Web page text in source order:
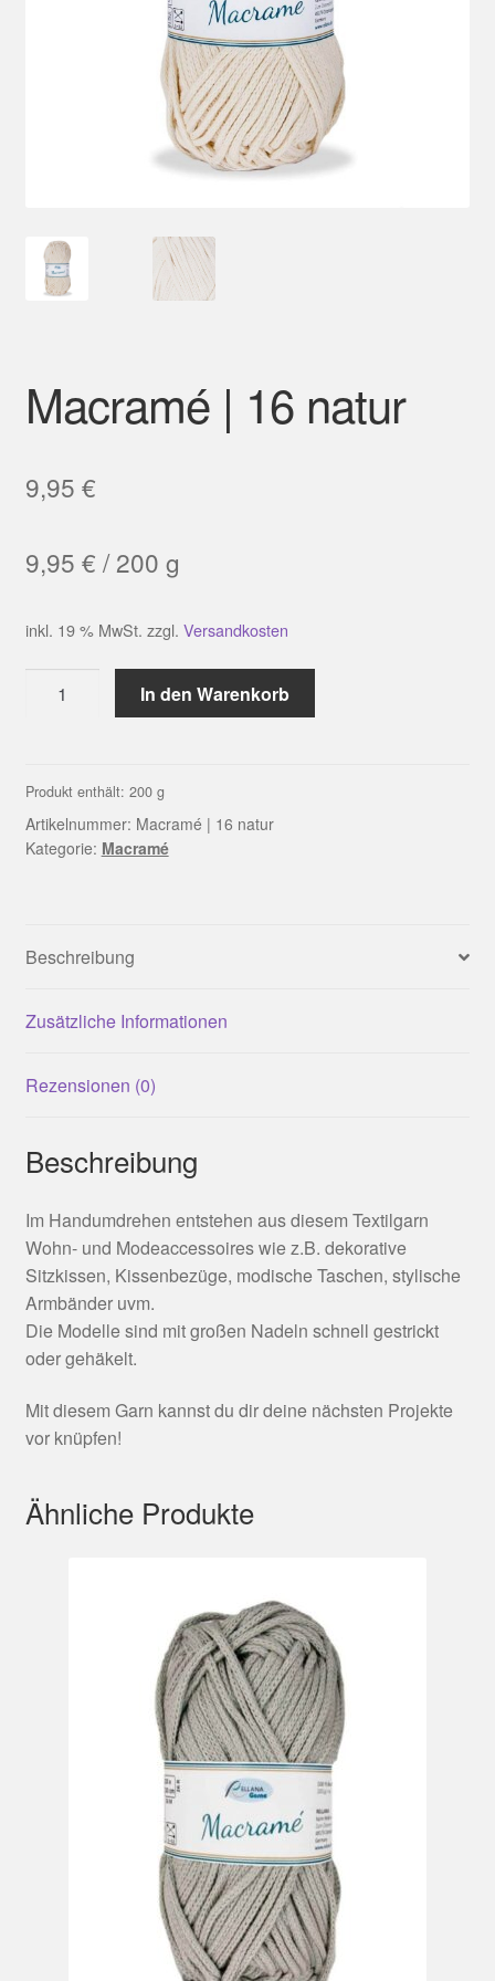
Macramé | 16 natur
9,95 €
9,95 € /200 g
inkl. 19 % MwSt. zzgl. Versandkosten
Menge
In den Warenkorb
Produkt enthält: 200 g
Artikelnummer: Macramé | 16 natur
Kategorie: Macramé
Beschreibung
Zusätzliche Informationen
Rezensionen (0)
Beschreibung
Im Handumdrehen entstehen aus diesem Textilgarn
Wohn- und Modeaccessoires wie z.B. dekorative
Sitzkissen, Kissenbezüge, modische Taschen, stylische
Armbänder uvm.
Die Modelle sind mit großen Nadeln schnell gestrickt
oder gehäkelt.
Mit diesem Garn kannst du dir deine nächsten Projekte
vor knüpfen!
Ähnliche Produkte